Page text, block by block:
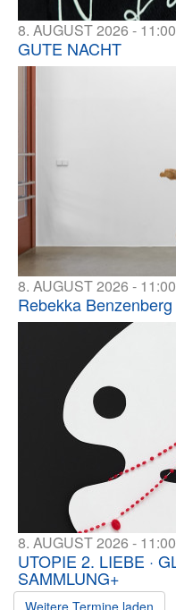
8. AUGUST 2026 -
GUTE NACHT
8. AUGUST 2026 -
Rebekka Benzenberg
8. AUGUST 2026 -
UTOPIE 2. LIEBE ·
SAMMLUNG+
Weitere Termine laden